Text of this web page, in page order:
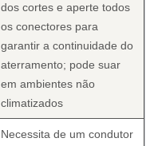
dos cortes e aperte todos
os conectores para
garantir a continuidade do
aterramento; pode suar
em ambientes não
climatizados
Necessita de um condutor